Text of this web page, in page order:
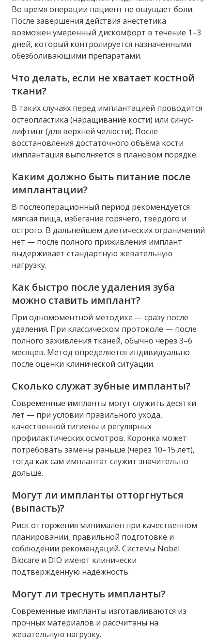
Во время операции пациент не ощущает боли.
После завершения действия анестетика
возможен умеренный дискомфорт в течение 1–3
дней, который контролируется назначенными
обезболивающими препаратами.
Что делать, если не хватает костной
ткани?
В таких случаях перед имплантацией проводится
остеопластика (наращивание кости) или синус-
лифтинг (для верхней челюсти). После
восстановления достаточного объёма кости
имплантация выполняется в плановом порядке.
Каким должно быть питание после
имплантации?
В послеоперационный период рекомендуется
мягкая пища, избегание горячего, твёрдого и
острого. В дальнейшем диетических ограничений
нет — после полного приживления имплант
выдерживает стандартную жевательную
нагрузку.
Как быстро после удаления зуба
можно ставить имплант?
При одномоментной методике — сразу после
удаления. При классическом протоколе — после
полного заживления тканей, обычно через 3–6
месяцев. Метод определяется индивидуально
после оценки клинической ситуации.
Сколько служат зубные импланты?
Современные импланты могут служить десятки
лет — при условии правильного ухода,
качественной гигиены и регулярных
профилактических осмотров. Коронка может
потребовать замены раньше (через 10–15 лет),
тогда как сам имплантат служит значительно
дольше.
Могут ли импланты отторгнуться
(выпасть)?
Риск отторжения минимален при качественном
планировании, правильной подготовке и
соблюдении рекомендаций. Системы Nobel
Biocare и DIO имеют клинически
подтверждённую надёжность.
Могут ли треснуть импланты?
Современные импланты изготавливаются из
прочных материалов и рассчитаны на
жевательную нагрузку.